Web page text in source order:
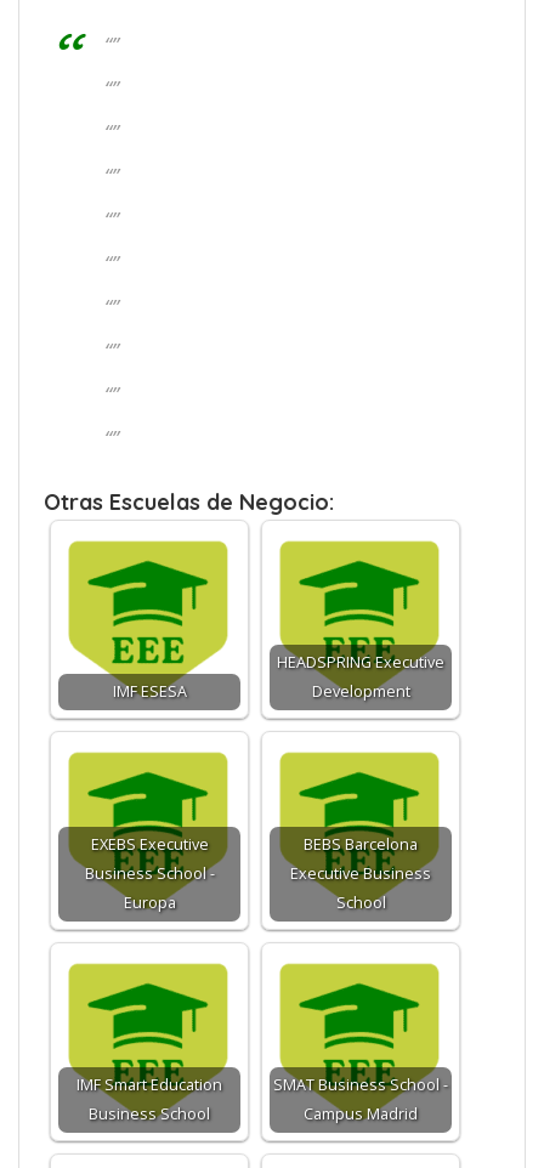
“”
“”
“”
“”
“”
“”
“”
“”
“”
“”
Otras Escuelas de Negocio:
IMF ESESA
HEADSPRING Executive
Development
EXEBS Executive
Business School -
Europa
BEBS Barcelona
Executive Business
School
IMF Smart Education
Business School
SMAT Business School -
Campus Madrid